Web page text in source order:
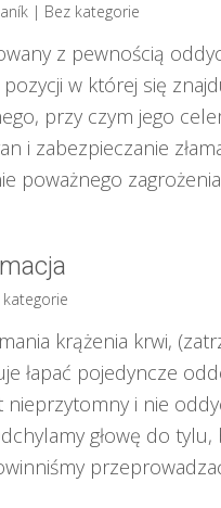
| Bez kategorie
z pewnością
w której się
przy czym jego
i zabezpieczanie
poważnego
kategorie
krążenia krwi,
łapać pojedyncze
nieprzytomny i nie
głowę do tylu,